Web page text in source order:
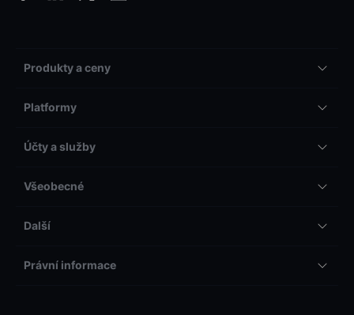
Produkty a ceny
Platformy
Účty a služby
Všeobecné
Další
Právní informace